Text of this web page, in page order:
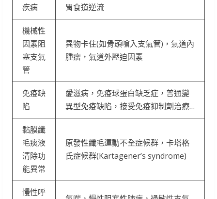
疾病
胃食道逆流
機械性
因素阻
塞支氣
管
異物卡住(如骨頭嗆入支氣管)，氣道內
腫瘤，氣道外壓迫因素
免疫缺
陷
愛滋病，免疫球蛋白缺乏症，普通變
異型免疫缺陷，接受免疫抑制劑治療…
黏膜纖
毛痰液
清除功
能異常
原發性纖毛運動不全症候群，卡塔格
氏症候群(Kartagener’s syndrome)
慢性呼